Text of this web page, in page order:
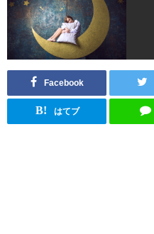
Facebook
B! はてブ